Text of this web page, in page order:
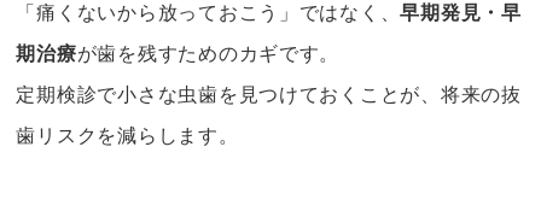
「痛くないから放っておこう」ではなく、早期発見・早
期治療が歯を残すためのカギです。
定期検診で小さな虫歯を見つけておくことが、将来の抜
歯リスクを減らします。